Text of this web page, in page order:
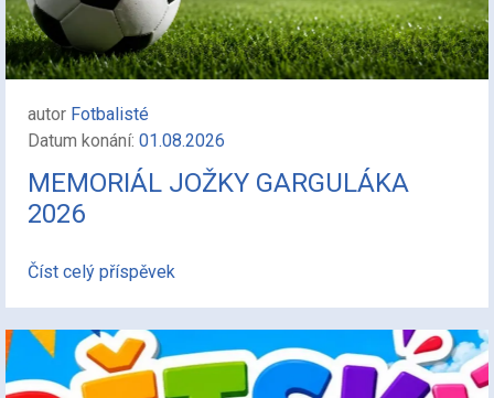
autor Fotbalisté
Datum konání: 01.08.2026
MEMORIÁL JOŽKY GARGULÁKA
2026
Číst celý příspěvek